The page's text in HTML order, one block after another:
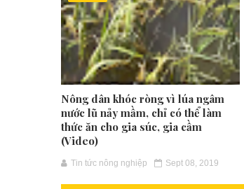
Nông dân khóc ròng vì lúa ngâm
nước lũ nảy mầm, chỉ có thể làm
thức ăn cho gia súc, gia cầm
(Video)
Tin tức nông nghiệp Sept 08, 2019